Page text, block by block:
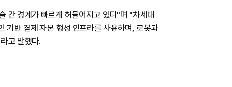
간 경계가 빠르게 허물어지고 있다"며 "차세대
기반 결제·자본 형성 인프라를 사용하며, 로봇과
고 말했다.